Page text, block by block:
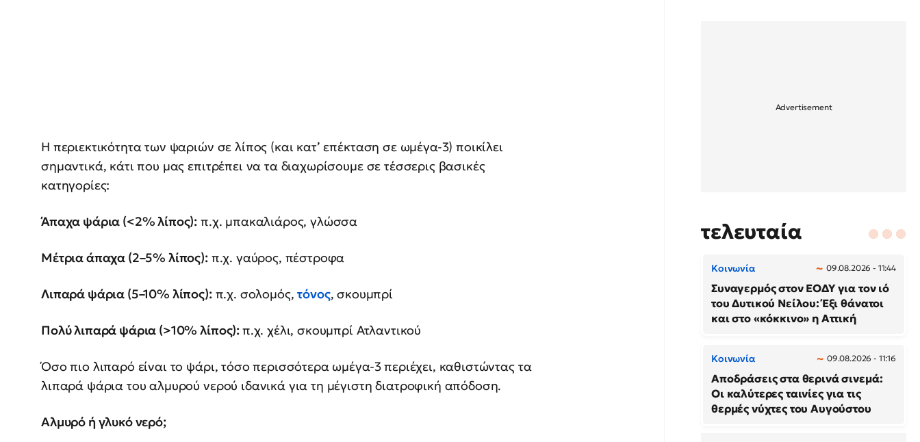
Η περιεκτικότητα των ψαριών σε λίπος (και κατ’ επέκταση σε ωμέγα-3) ποικίλει
σημαντικά, κάτι που μας επιτρέπει να τα διαχωρίσουμε σε τέσσερις βασικές
κατηγορίες:
Άπαχα ψάρια (<2% λίπος): π.χ. μπακαλιάρος, γλώσσα
Μέτρια άπαχα (2–5% λίπος):π.χ. γαύρος, πέστροφα
Λιπαρά ψάρια (5–10% λίπος):π.χ. σολομός,τόνος, σκουμπρί
Πολύ λιπαρά ψάρια (>10% λίπος):π.χ. χέλι, σκουμπρί Ατλαντικού
Όσο πιο λιπαρό είναι το ψάρι, τόσο περισσότερα ωμέγα-3 περιέχει, καθιστώντας τα
λιπαρά ψάρια του αλμυρού νερού ιδανικά για τη μέγιστη διατροφική απόδοση.
Αλμυρό ή γλυκό νερό;
τελευταία
Κοινωνία 09.08.2026 - 11:44
Συναγερμός στον ΕΟΔΥ για τον ιό
του Δυτικού Νείλου: Έξι θάνατοι
και στο «κόκκινο» η Αττική
Κοινωνία 09.08.2026 - 11:16
Αποδράσεις στα θερινά σινεμά:
Οι καλύτερες ταινίες για τις
θερμές νύχτες του Αυγούστου